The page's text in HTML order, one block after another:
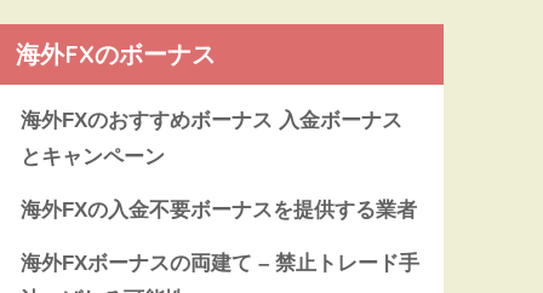
海外FXのボーナス
海外FXのおすすめボーナス 入金ボーナス
とキャンペーン
海外FXの入金不要ボーナスを提供する業者
海外FXボーナスの両建て – 禁止トレード手